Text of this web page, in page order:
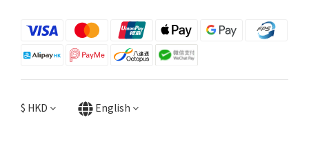
$ HKD English